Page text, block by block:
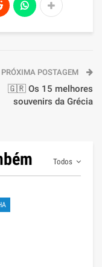
PRÓXIMA POSTAGEM
🇬🇷 Os 15 melhores
souvenirs da Grécia
Todos